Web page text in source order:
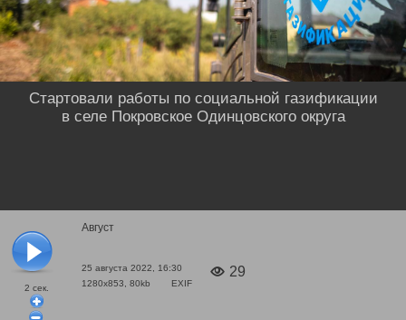
2 сек.
Август
25 августа 2022, 16:30
1280x853, 80kb
EXIF
29
Стартовали работы по социальной газификации
в селе Покровское Одинцовского округа